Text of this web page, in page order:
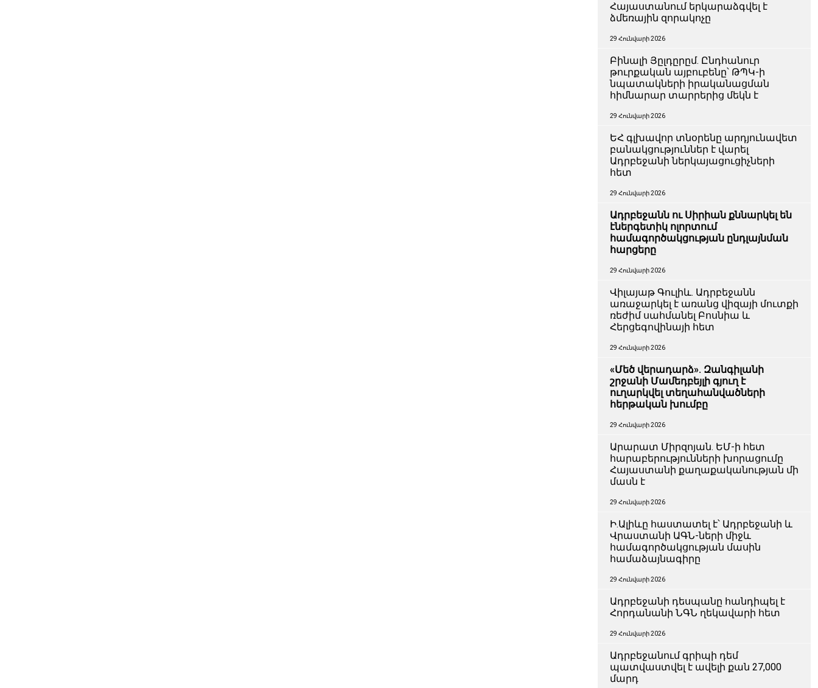
Հայաստանում երկարաձգվել է
ձմեռային զորակոչը
29 Հունվարի 2026
Բինալի Յըլդըրըմ. Ընդհանուր
թուրքական այբուբենը՝ ԹՊԿ-ի
նպատակների իրականացման
հիմնարար տարրերից մեկն է
29 Հունվարի 2026
ԵՀ գլխավոր տնօրենը արդյունավետ
բանակցություններ է վարել
Ադրբեջանի ներկայացուցիչների
հետ
29 Հունվարի 2026
Ադրբեջանն ու Սիրիան քննարկել են
էներգետիկ ոլորտում
համագործակցության ընդլայնման
հարցերը
29 Հունվարի 2026
Վիլայաթ Գուլիև. Ադրբեջանն
առաջարկել է առանց վիզայի մուտքի
ռեժիմ սահմանել Բոսնիա և
Հերցեգովինայի հետ
29 Հունվարի 2026
«Մեծ վերադարձ». Զանգիլանի
շրջանի Մամեդբեյլի գյուղ է
ուղարկվել տեղահանվածների
հերթական խումբը
29 Հունվարի 2026
Արարատ Միրզոյան. ԵՄ-ի հետ
հարաբերությունների խորացումը
Հայաստանի քաղաքականության մի
մասն է
29 Հունվարի 2026
Ի.Ալիևը հաստատել է՝ Ադրբեջանի և
Վրաստանի ԱԳՆ-ների միջև
համագործակցության մասին
համաձայնագիրը
29 Հունվարի 2026
Ադրբեջանի դեսպանը հանդիպել է
Հորդանանի ՆԳՆ ղեկավարի հետ
29 Հունվարի 2026
Ադրբեջանում գրիպի դեմ
պատվաստվել է ավելի քան 27,000
մարդ